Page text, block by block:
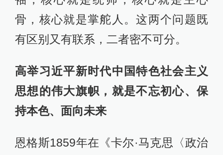
骨，核心就是掌舵人。这两个问题既
有区别又有联系，二者密不可分。
高举习近平新时代中国特色社会主义
思想的伟大旗帜，就是不忘初心、保
持本色、面向未来
恩格斯1859年在《卡尔·马克思〈政治